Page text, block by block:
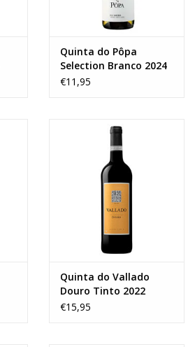
Quinta do Pôpa
Selection Branco 2024
€11,95
Quinta do Vallado
Douro Tinto 2022
€15,95